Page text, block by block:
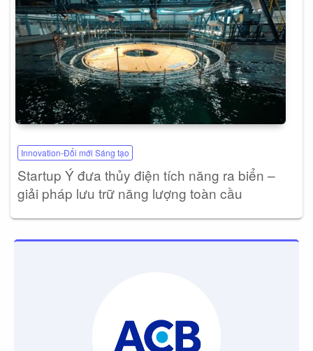
Innovation-Đổi mới Sáng tạo
Startup Ý đưa thủy điện tích năng ra biển –
giải pháp lưu trữ năng lượng toàn cầu